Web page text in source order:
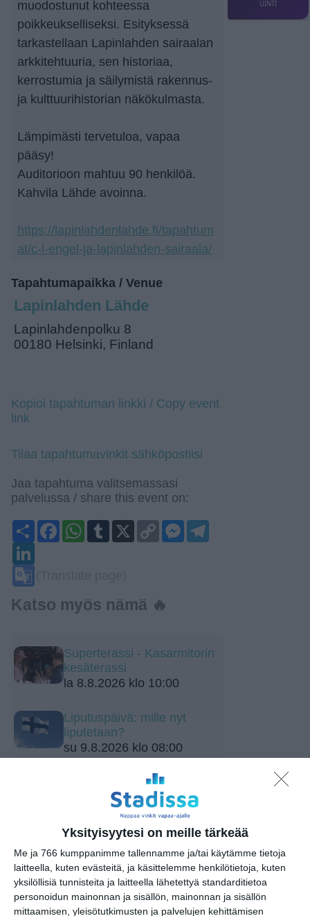
Yksityisyytesi on meille tärkeää
Me ja 766 kumppanimme tallennamme ja/tai käytämme tietoja
laitteella, kuten evästeitä, ja käsittelemme henkilötietoja, kuten
yksilöllisiä tunnisteita ja laitteella lähetettyä standarditietoa
personoidun mainonnan ja sisällön, mainonnan ja sisällön
mittaamisen, yleisötutkimusten ja palvelujen kehittämisen
muodostunut kohteessa
poikkeukselliseksi. Esityksessä
tarkastellaan Lapinlahden sairaalan
arkkitehtuuria, sen historiaa,
kerrostumia ja säilymistä rakennus-
ja kulttuurihistorian näkökulmasta.
Lämpimästi tervetuloa, vapaa
pääsy!
Auditorioon mahtuu 90 henkilöä.
Kahvila Lähde avoinna.
https://lapinlahdenlahde.fi/tapahtum
at/c-l-engel-ja-lapinlahden-sairaala/
Tapahtumapaikka / Venue
Lapinlahden Lähde
Lapinlahdenpolku 8
00180 Helsinki, Finland
Kopioi tapahtuman linkki / Copy event
link
Tilaa tapahtumavinkit sähköpostiisi
Jaa tapahtuma valitsemassasi
palvelussa / share this event on:
ShareFacebookWhatsApp
Tumblr
X
Copy
Link
Messenger
Katso myös nämä 🔥
Superterassi - Kasarmitorin
kesäterassi
la 8.8.2026 klo 10:00
Liputuspäivä: mille nyt
liputetaan?
su 9.8.2026 klo 08:00
BRQ Vantaa: Opastettu
kiertokävely (Helsinge)
ti 11.8.2026 klo 13:30
Tehdään peli Scratch-
ohjelmointikielellä -työpaja
(2.–5.-luokkalaiset)
ke 12.8.2026 klo 17:00
UINTI